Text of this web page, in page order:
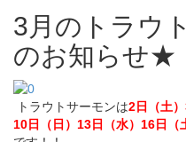
3月のトラウ
のお知らせ★
トラウトサーモンは2日（土
10日（日）13日（水）16日（